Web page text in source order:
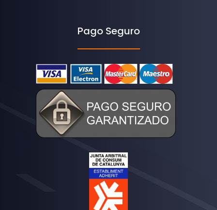
Pago Seguro